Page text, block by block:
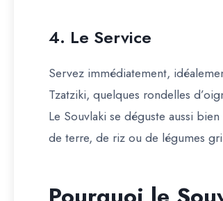
4. Le Service
Servez immédiatement,
Tzatziki, quelques rondelles
Le Souvlaki se déguste aussi
de terre, de riz ou de légumes